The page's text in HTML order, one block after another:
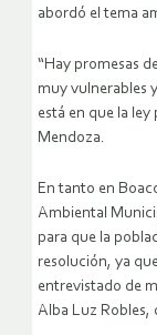
abordó el tema
“Hay promesas
muy vulnerables
está en que la
Mendoza.
En tanto en
Ambiental
para que la
resolución, ya
entrevistado de
Alba Luz Robles,